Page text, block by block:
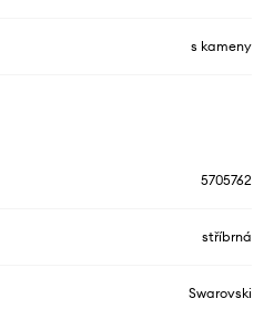
s kameny
5705762
stříbrná
Swarovski